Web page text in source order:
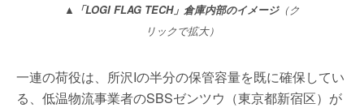
▲「LOGI FLAG TECH」倉庫内部のイメージ（ク
リックで拡大）
一連の荷役は、所沢Iの半分の保管容量を既に確保してい
る、低温物流事業者のSBSゼンツウ（東京都新宿区）が